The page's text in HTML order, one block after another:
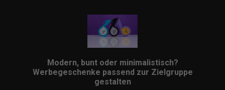
Modern, bunt oder minimalistisch?
Werbegeschenke passend zur Zielgruppe
gestalten